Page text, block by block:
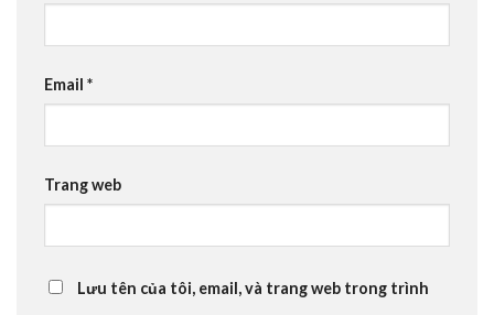
Email *
Trang web
Lưu tên của tôi, email, và trang web trong trình